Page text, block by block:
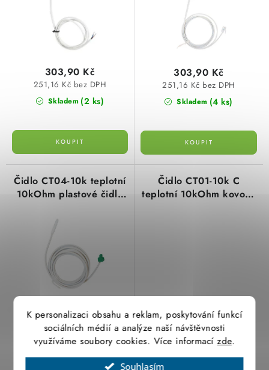
K personalizaci obsahu a reklam, poskytování funkcí
sociálních médií a analýze naší návštěvnosti
využíváme soubory cookies. Více informacízde.
Souhlasím
VÝPRODEJ
Položky bez zařazené kategorie dle výrobců
VÁNOCE
OSVĚTLENÍ
Otevírací doba výdejny
Obchodní podmínky
Ochrana osobních údajů
Skladem (2 ks)
251,16 Kč bez DPH
303,90 Kč
Skladem (4 ks)
251,16 Kč bez DPH
303,90 Kč
Čidlo CT04-10k teplotní
10kOhm plastové čidlo
PT71x s konektorem
Skladem (5 ks)
323,34 Kč bez DPH
391,24 Kč
Čidlo CT01-10k C
teplotní 10kOhm kovové
Není skladem
291,53 Kč bez DPH
352,75 Kč